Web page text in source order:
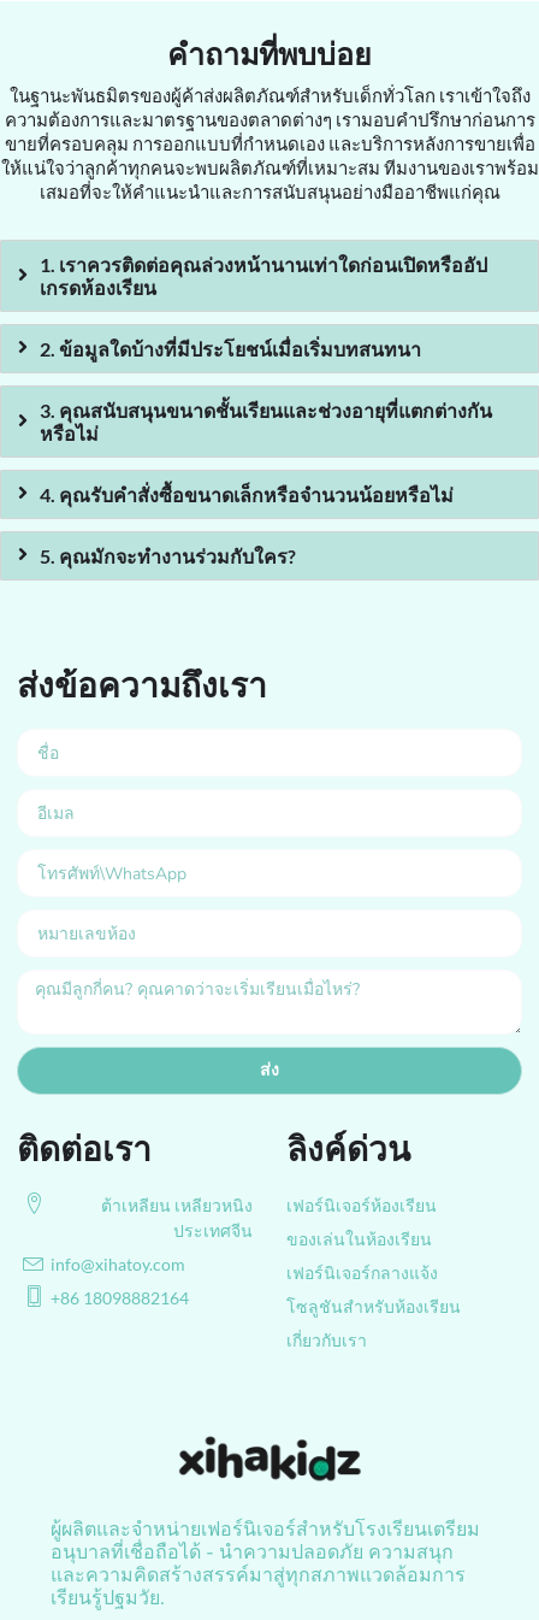
คำถามที่พบบ่อย
ในฐานะพันธมิตรของผู้ค้าส่งผลิตภัณฑ์สำหรับเด็กทั่วโลก เราเข้าใจถึง
ความต้องการและมาตรฐานของตลาดต่างๆ เรามอบคำปรึกษาก่อนการ
ขายที่ครอบคลุม การออกแบบที่กำหนดเอง และบริการหลังการขายเพื่อ
ให้แน่ใจว่าลูกค้าทุกคนจะพบผลิตภัณฑ์ที่เหมาะสม ทีมงานของเราพร้อม
เสมอที่จะให้คำแนะนำและการสนับสนุนอย่างมืออาชีพแก่คุณ
1. เราควรติดต่อคุณล่วงหน้านานเท่าใดก่อนเปิดหรืออัป
เกรดห้องเรียน
2. ข้อมูลใดบ้างที่มีประโยชน์เมื่อเริ่มบทสนทนา
3. คุณสนับสนุนขนาดชั้นเรียนและช่วงอายุที่แตกต่างกัน
หรือไม่
4. คุณรับคำสั่งซื้อขนาดเล็กหรือจำนวนน้อยหรือไม่
5. คุณมักจะทำงานร่วมกับใคร?
ผู้ผลิตและจำหน่ายเฟอร์นิเจอร์สำหรับโรงเรียนเตรียม
อนุบาลที่เชื่อถือได้ - นำความปลอดภัย ความสนุก
และความคิดสร้างสรรค์มาสู่ทุกสภาพแวดล้อมการ
เรียนรู้ปฐมวัย.
ลิงค์ด่วน
เฟอร์นิเจอร์ห้องเรียน
ของเล่นในห้องเรียน
เฟอร์นิเจอร์กลางแจ้ง
โซลูชันสำหรับห้องเรียน
เกี่ยวกับเรา
ติดต่อเรา
ต้าเหลียน เหลียวหนิง
ประเทศจีน
info@xihatoy.com
+86 18098882164
ส่งข้อความถึงเรา
ส่ง